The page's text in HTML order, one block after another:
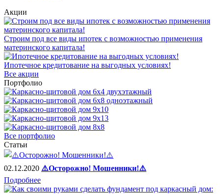
Акции
Строим под все виды ипотек с возможностью применения
материнского капитала!
Ипотечное кредитование на выгодных условиях!
Все акции
Портфолио
Все портфолио
Статьи
02.12.2020 ⚠️Осторожно! Мошенники!⚠️
Подробнее